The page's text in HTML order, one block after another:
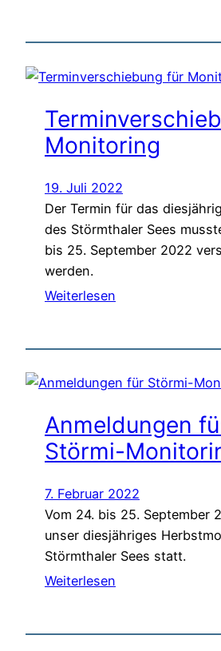
Monitoring
19. Juli 2022
Der Termin für das
des Störmthaler Sees
bis 25. September 2022
werden.
Weiterlesen
Anmeldungen
Störmi-
7. Februar 2022
Vom 24. bis 25. September
unser diesjähriges
Störmthaler Sees statt.
Weiterlesen